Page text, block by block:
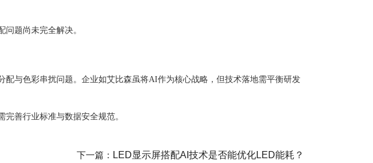
题尚未完全解决‌。
与色彩串扰问题‌。企业如艾比森虽将AI作为核心战略，但技术落地需平衡研发
善行业标准与数据安全规范。
下一篇： LED显示屏搭配AI技术是否能优化LED能耗？